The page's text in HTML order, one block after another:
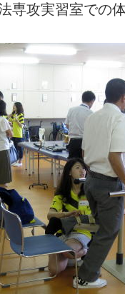
専攻実習室での